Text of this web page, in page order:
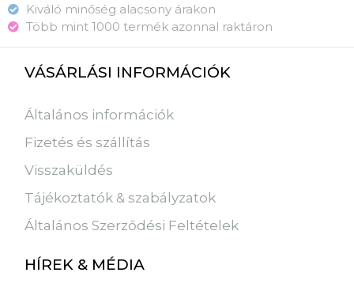
Kiváló minőség alacsony árakon
Több mint 1000 termék azonnal raktáron
VÁSÁRLÁSI INFORMÁCIÓK
Általános információk
Fizetés és szállítás
Visszaküldés
Tájékoztatók & szabályzatok
Általános Szerződési Feltételek
HÍREK & MÉDIA